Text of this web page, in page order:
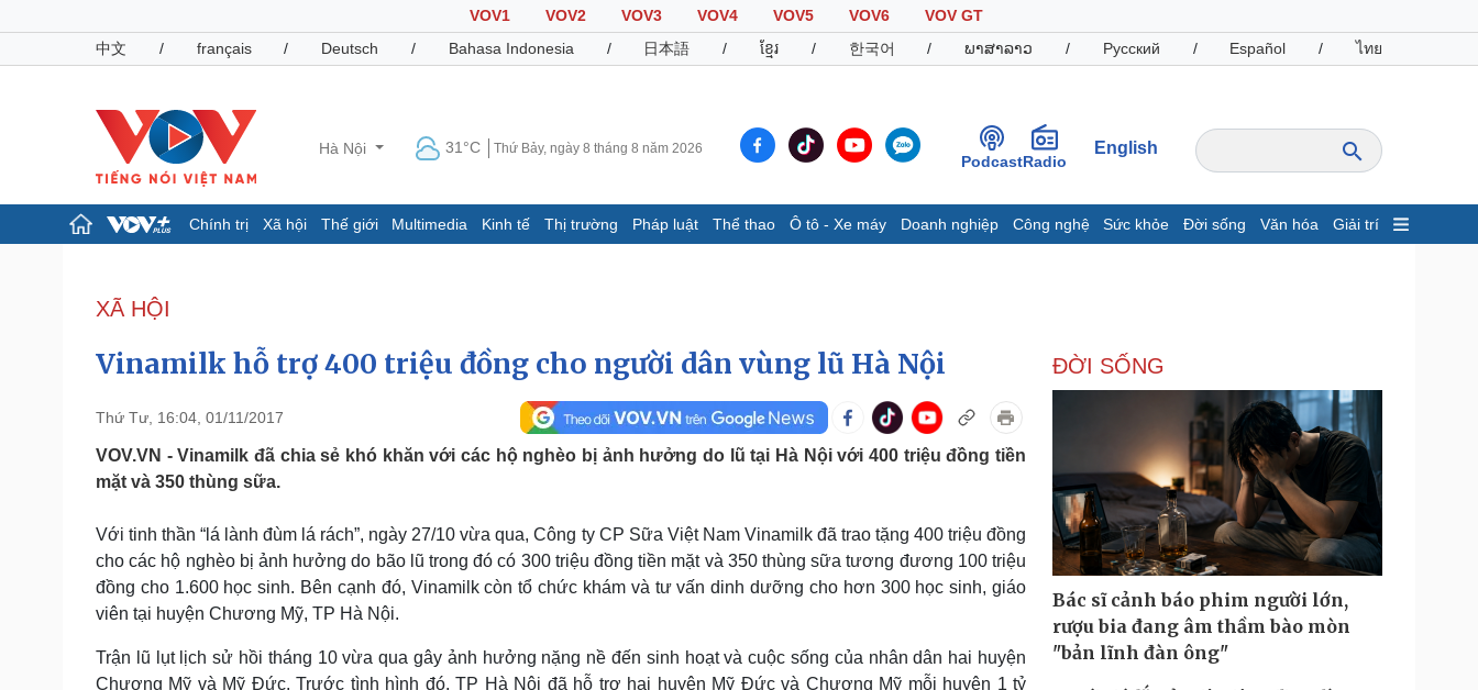
VOV1 VOV2 VOV3 VOV4 VOV5 VOV6
VOV GT
中文
/ français / Deutsch / Bahasa Indonesia / 日本語 / ខ្មែរ / 한국어 / ພາສາລາວ / Русский / Español / ไทย
Hà Nội 31°C Thứ Bảy, ngày 8 tháng 8 năm 2026
PodcastRadio
English
Chính trị Xã hội Thế giới Multimedia Kinh tế Thị trường Pháp luật Thể thao Ô tô - Xe máy Doanh nghiệp Công nghệ Sức khỏe Đời sống Văn hóa Giải trí
Đảng
Tổ chức nhân sự
Nhận diện sự thật
Dấu ấn VOV
Infographic
Giá cà phê
Pháp luật
Vụ án
Tư vấn luật
Quân sự - Quốc phòng
Phân tích
Thể thao
Thế giới thể thao
eSports
Hậu trường
Ô tô - Xe máy
Tư vấn
Doanh nghiệp
Thông tin doanh nghiệp
Doanh nghiệp 24h
Doanh nhân
Vì cộng đồng
Công nghệ
Sành điệu
Tin Công nghệ
Trải nghiệm
Chuyển đổi số
Sức khỏe
Cây thuốc
Đời sống
Blog
Văn học
Thời trang
Săn Tour
Podcast
Đọc truyện đêm khuya
XÃ HỘI
Vinamilk hỗ trợ 400 triệu đồng cho người dân vùng lũ Hà Nội
Thứ Tư, 16:04, 01/11/2017
VOV.VN - Vinamilk đã chia sẻ khó khăn với các hộ nghèo bị ảnh hưởng do lũ tại Hà Nội với 400 triệu đồng tiền
mặt và 350 thùng sữa.
Với tinh thần “lá lành đùm lá rách”, ngày 27/10 vừa qua, Công ty CP Sữa Việt Nam Vinamilk đã trao tặng 400 triệu đồng
cho các hộ nghèo bị ảnh hưởng do bão lũ trong đó có 300 triệu đồng tiền mặt và 350 thùng sữa tương đương 100 triệu
đồng cho 1.600 học sinh. Bên cạnh đó, Vinamilk còn tổ chức khám và tư vấn dinh dưỡng cho hơn 300 học sinh, giáo
viên tại huyện Chương Mỹ, TP Hà Nội.
Trận lũ lụt lịch sử hồi tháng 10 vừa qua gây ảnh hưởng nặng nề đến sinh hoạt và cuộc sống của nhân dân hai huyện
Chương Mỹ và Mỹ Đức. Trước tình hình đó, TP Hà Nội đã hỗ trợ hai huyện Mỹ Đức và Chương Mỹ mỗi huyện 1 tỷ
ĐỜI SỐNG
Bác sĩ cảnh báo phim người lớn,
rượu bia đang âm thầm bào mòn
"bản lĩnh đàn ông"